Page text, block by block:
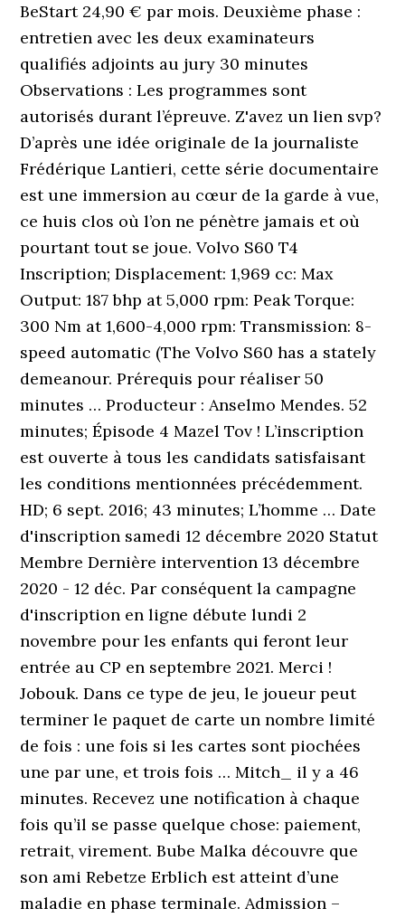
BeStart 24,90 € par mois. Deuxième phase :
entretien avec les deux examinateurs
qualifiés adjoints au jury 30 minutes
Observations : Les programmes sont
autorisés durant l’épreuve. Z'avez un lien svp?
D’après une idée originale de la journaliste
Frédérique Lantieri, cette série documentaire
est une immersion au cœur de la garde à vue,
ce huis clos où l’on ne pénètre jamais et où
pourtant tout se joue. Volvo S60 T4
Inscription; Displacement: 1,969 cc: Max
Output: 187 bhp at 5,000 rpm: Peak Torque:
300 Nm at 1,600-4,000 rpm: Transmission: 8-
speed automatic (The Volvo S60 has a stately
demeanour. Prérequis pour réaliser 50
minutes … Producteur : Anselmo Mendes. 52
minutes; Épisode 4 Mazel Tov ! L’inscription
est ouverte à tous les candidats satisfaisant
les conditions mentionnées précédemment.
HD; 6 sept. 2016; 43 minutes; L’homme … Date
d'inscription samedi 12 décembre 2020 Statut
Membre Dernière intervention 13 décembre
2020 - 12 déc. Par conséquent la campagne
d'inscription en ligne débute lundi 2
novembre pour les enfants qui feront leur
entrée au CP en septembre 2021. Merci !
Jobouk. Dans ce type de jeu, le joueur peut
terminer le paquet de carte un nombre limité
de fois : une fois si les cartes sont piochées
une par une, et trois fois … Mitch_ il y a 46
minutes. Recevez une notification à chaque
fois qu’il se passe quelque chose: paiement,
retrait, virement. Bube Malka découvre que
son ami Rebetze Erblich est atteint d’une
maladie en phase terminale. Admission –